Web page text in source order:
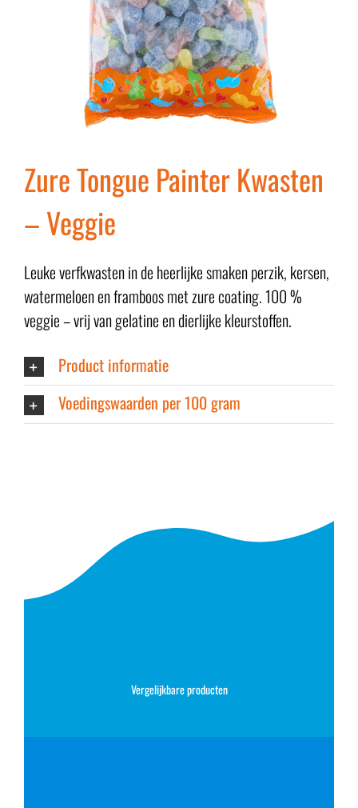
Zure Tongue Painter Kwasten
– Veggie
Leuke verfkwasten in de heerlijke smaken perzik, kersen,
watermeloen en framboos met zure coating. 100 %
veggie – vrij van gelatine en dierlijke kleurstoffen.
Product informatie
Voedingswaarden per 100 gram
Vergelijkbare producten